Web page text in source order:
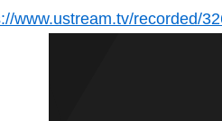
www.ustream.tv/recorded/